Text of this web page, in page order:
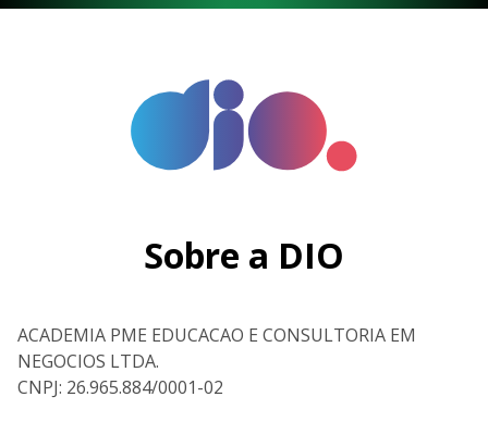
Sobre a DIO
ACADEMIA PME EDUCACAO E CONSULTORIA EM
NEGOCIOS LTDA.
CNPJ: 26.965.884/0001-02